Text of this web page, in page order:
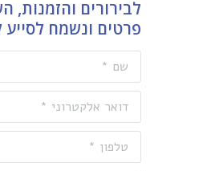
לבירורים והזמנות,
פרטים ונשמח לסייע
שם *
דואר אלקטרוני *
טלפון *